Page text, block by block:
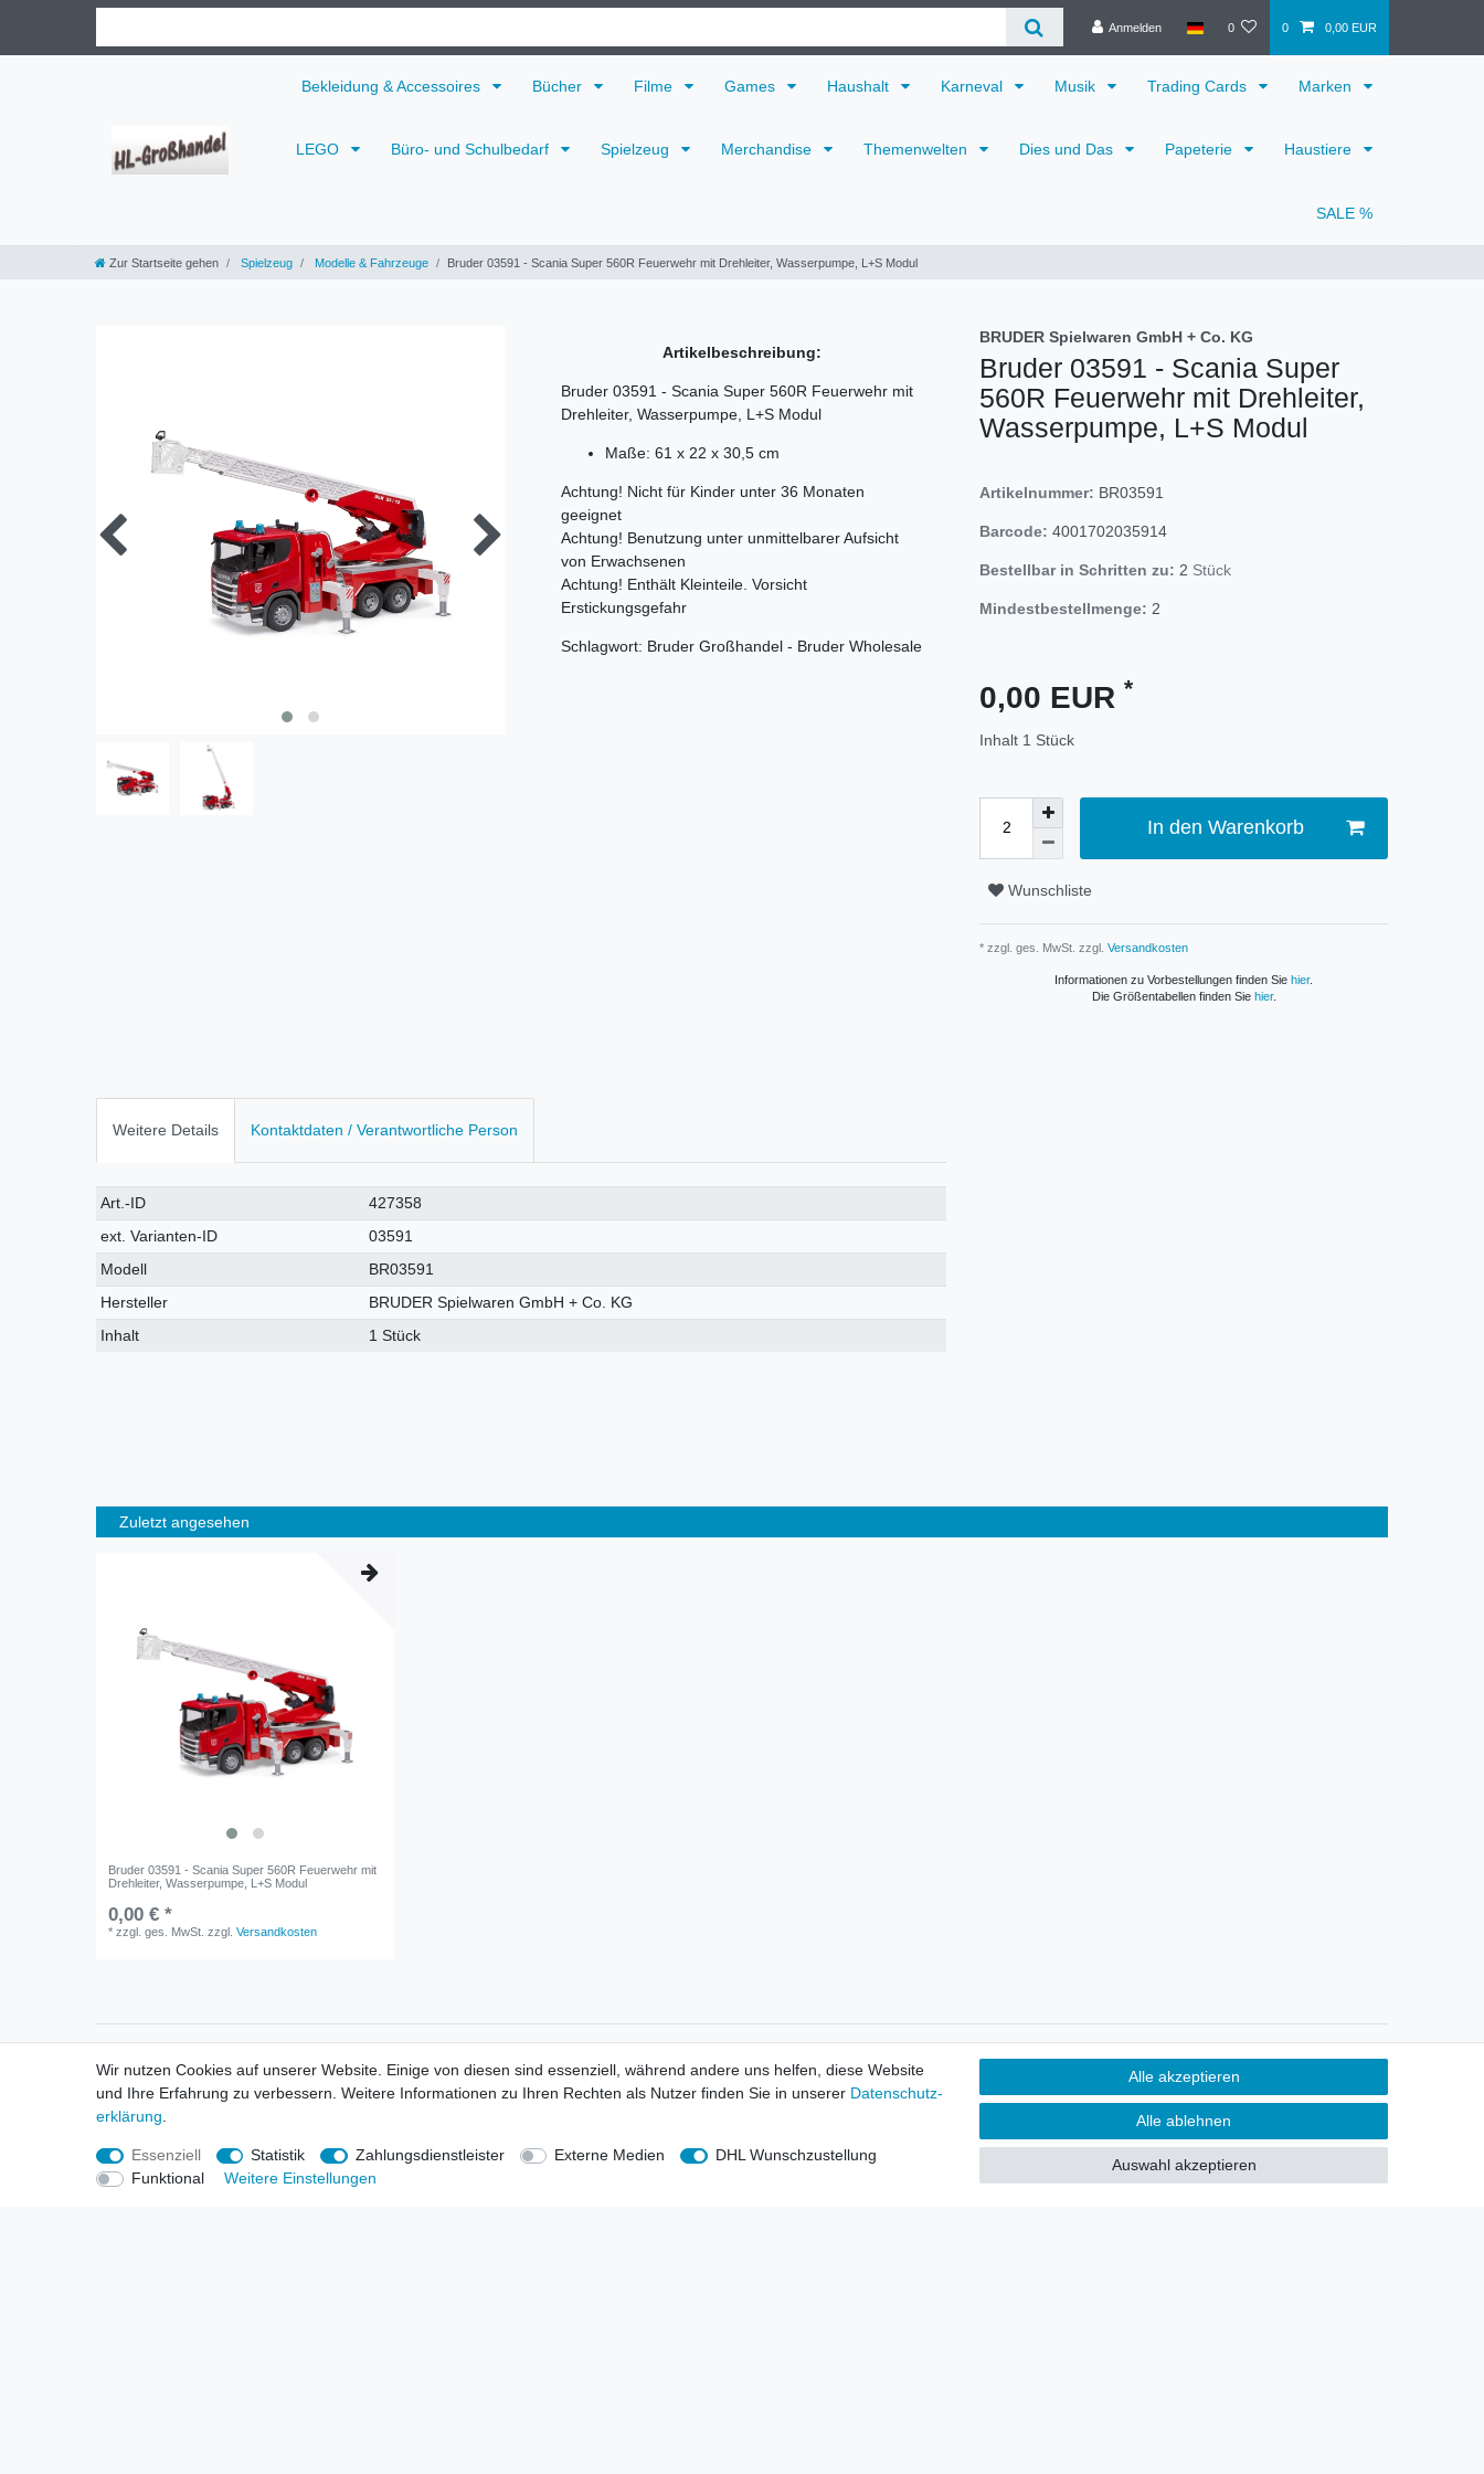
Anmelden 0 0 0,00 EUR
Bekleidung & Accessoires Bücher Filme Games Haushalt Karneval Musik Trading Cards Marken
LEGO Büro- und Schulbedarf Spielzeug Merchandise Themenwelten Dies und Das Papeterie Haustiere
SALE %
Zur Startseite gehen Spielzeug Modelle & Fahrzeuge Bruder 03591 - Scania Super 560R Feuerwehr mit Drehleiter, Wasserpumpe, L+S Modul
Artikelbeschreibung:
Bruder 03591 - Scania Super 560R Feuerwehr mit
Drehleiter, Wasserpumpe, L+S Modul
Maße: 61 x 22 x 30,5 cm
Achtung! Nicht für Kinder unter 36 Monaten
geeignet
Achtung! Benutzung unter unmittelbarer Aufsicht
von Erwachsenen
Achtung! Enthält Kleinteile. Vorsicht
Erstickungsgefahr
Schlagwort: Bruder Großhandel - Bruder Wholesale
BRUDER Spielwaren GmbH + Co. KG
Bruder 03591 - Scania Super
560R Feuerwehr mit Drehleiter,
Wasserpumpe, L+S Modul
Artikelnummer: BR03591
Barcode: 4001702035914
Bestellbar in Schritten zu: 2 Stück
Mindestbestellmenge: 2
0,00 EUR *
Inhalt 1 Stück
In den Warenkorb
Wunschliste
* zzgl. ges. MwSt. zzgl. Versandkosten
Informationen zu Vorbestellungen finden Sie hier.
Die Größentabellen finden Sie hier.
Weitere Details Kontaktdaten / Verantwortliche Person
Technisches
Merkmal
Wert
Art.-ID
427358
ext. Varianten-ID
03591
Modell
BR03591
Hersteller
BRUDER Spielwaren GmbH + Co. KG
Inhalt
1 Stück
Zuletzt angesehen
Bruder 03591 - Scania Super 560R Feuerwehr mit
Drehleiter, Wasserpumpe, L+S Modul
0,00 € *
*zzgl. ges. MwSt. zzgl.Versandkosten
Informationen
Neukunden / New Accounts
Zahlung
Versandkosten
Entsorgungs- & Umweltbestimmungen
Größentabellen
Informationen
Händlerbund - rechtssicher verkaufen
Produkt-Kataloge
Über uns
Wir versenden mit
Sie möchten über neu eingetroffene
Lagerware oder Neuheiten
allgemein informiert werden?
Wir nutzen Cookies auf unserer Website. Einige von diesen sind essenziell, während andere uns helfen, diese Website
und Ihre Erfahrung zu verbessern. Weitere Informationen zu Ihren Rechten als Nutzer finden Sie in unserer Daten­schutz­
erklärung
Essenziell Statistik Zahlungsdienstleister Externe Medien
DHL Wunschzustellung
Funktional
Weitere Einstellungen
Alle akzeptieren
Alle ablehnen
Auswahl akzeptieren